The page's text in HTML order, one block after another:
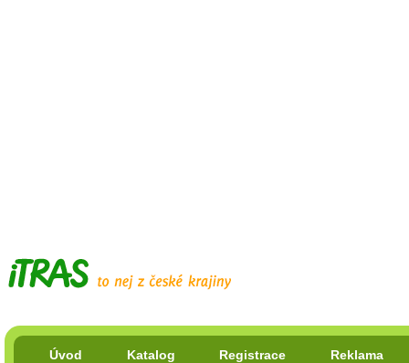
Úvod Katalog Registrace Reklama